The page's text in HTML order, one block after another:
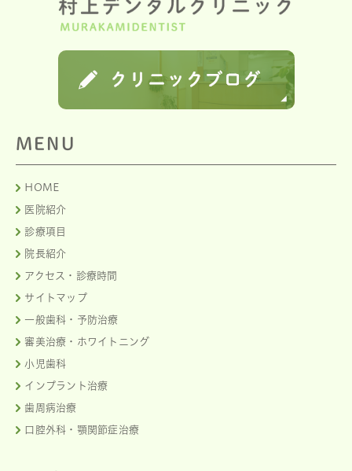
MENU
HOME
医院紹介
診療項目
院長紹介
アクセス・診療時間
サイトマップ
一般歯科・予防治療
審美治療・ホワイトニング
小児歯科
インプラント治療
歯周病治療
口腔外科・顎関節症治療